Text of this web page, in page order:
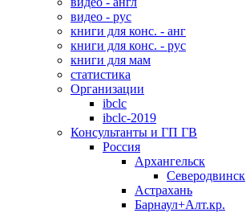
видео - рус
книги для конс. - анг
книги для конс. - рус
книги для мам
статистика
Организации
ibclc
ibclc-2019
Консультанты и ГП ГВ
Россия
Архангельск
Северодвинск
Астрахань
Барнаул+Алт.кр.